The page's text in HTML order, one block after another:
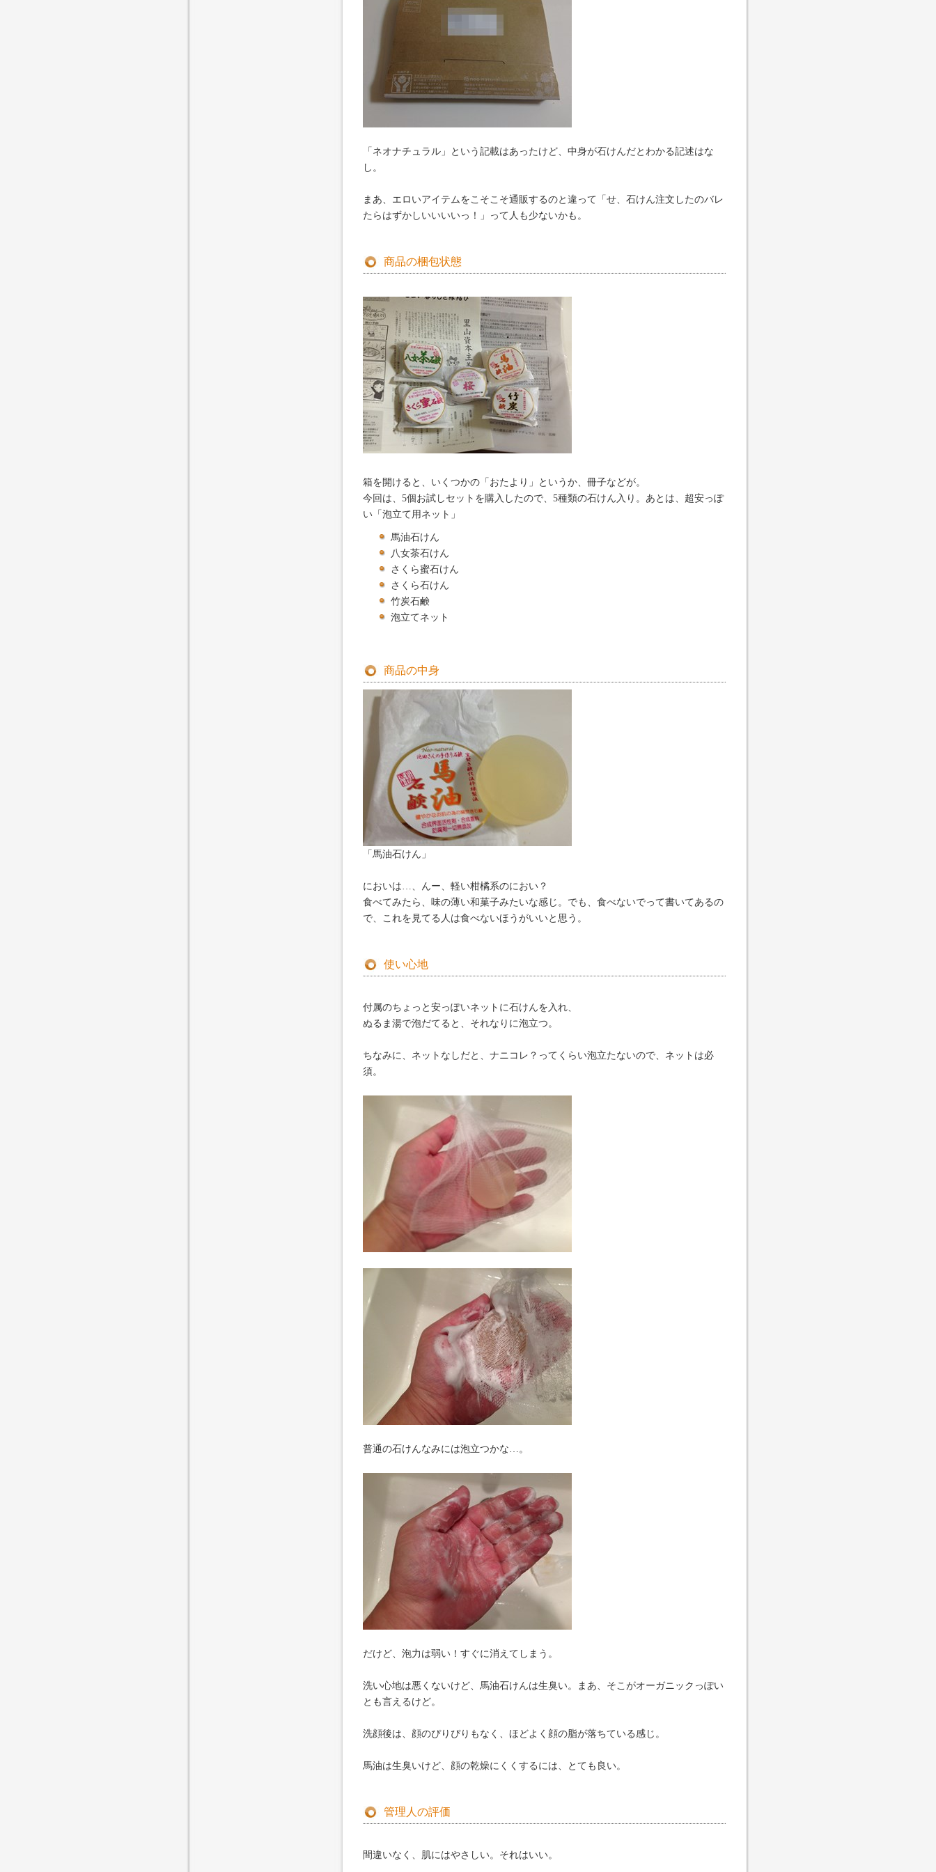
「ネオナチュラル」という記載はあったけど、中身が石けんだとわかる記述はな
し。
まあ、エロいアイテムをこそこそ通販するのと違って「せ、石けん注文したのバレ
たらはずかしいいいいっ！」って人も少ないかも。
商品の梱包状態
箱を開けると、いくつかの「おたより」というか、冊子などが。
今回は、5個お試しセットを購入したので、5種類の石けん入り。あとは、超安っぽ
い「泡立て用ネット」
馬油石けん
八女茶石けん
さくら蜜石けん
さくら石けん
竹炭石鹸
泡立てネット
商品の中身
「馬油石けん」
においは…、んー、軽い柑橘系のにおい？
食べてみたら、味の薄い和菓子みたいな感じ。でも、食べないでって書いてあるの
で、これを見てる人は食べないほうがいいと思う。
使い心地
付属のちょっと安っぽいネットに石けんを入れ、
ぬるま湯で泡だてると、それなりに泡立つ。
ちなみに、ネットなしだと、ナニコレ？ってくらい泡立たないので、ネットは必
須。
普通の石けんなみには泡立つかな…。
だけど、泡力は弱い！すぐに消えてしまう。
洗い心地は悪くないけど、馬油石けんは生臭い。まあ、そこがオーガニックっぽい
とも言えるけど。
洗顔後は、顔のぴりぴりもなく、ほどよく顔の脂が落ちている感じ。
馬油は生臭いけど、顔の乾燥にくくするには、とても良い。
管理人の評価
間違いなく、肌にはやさしい。それはいい。